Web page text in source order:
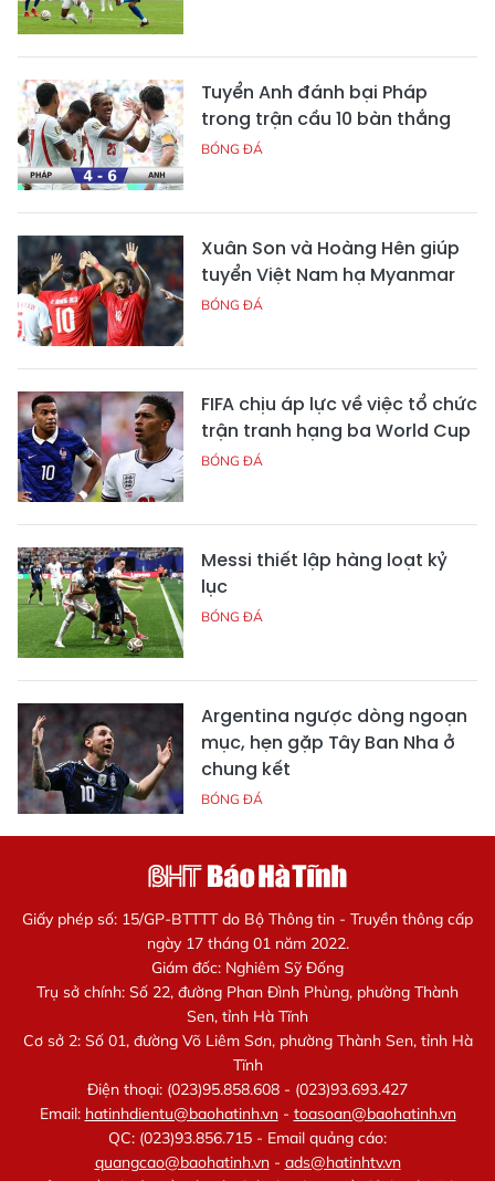
Tuyển Anh đánh bại Pháp
trong trận cầu 10 bàn thắng
BÓNG ĐÁ
Xuân Son và Hoàng Hên giúp
tuyển Việt Nam hạ Myanmar
BÓNG ĐÁ
FIFA chịu áp lực về việc tổ chức
trận tranh hạng ba World Cup
BÓNG ĐÁ
Messi thiết lập hàng loạt kỷ
lục
BÓNG ĐÁ
Argentina ngược dòng ngoạn
mục, hẹn gặp Tây Ban Nha ở
chung kết
BÓNG ĐÁ
Giấy phép số: 15/GP-BTTTT do Bộ Thông tin - Truyền thông cấp
ngày 17 tháng 01 năm 2022.
Giám đốc: Nghiêm Sỹ Đống
Trụ sở chính: Số 22, đường Phan Đình Phùng, phường Thành
Sen, tỉnh Hà Tĩnh
Cơ sở 2: Số 01, đường Võ Liêm Sơn, phường Thành Sen, tỉnh Hà
Tĩnh
Điện thoại: (023)95.858.608 - (023)93.693.427
Email: hatinhdientu@baohatinh.vn- toasoan@baohatinh.vn
QC: (023)93.856.715 - Email quảng cáo:
quangcao@baohatinh.vn- ads@hatinhtv.vn